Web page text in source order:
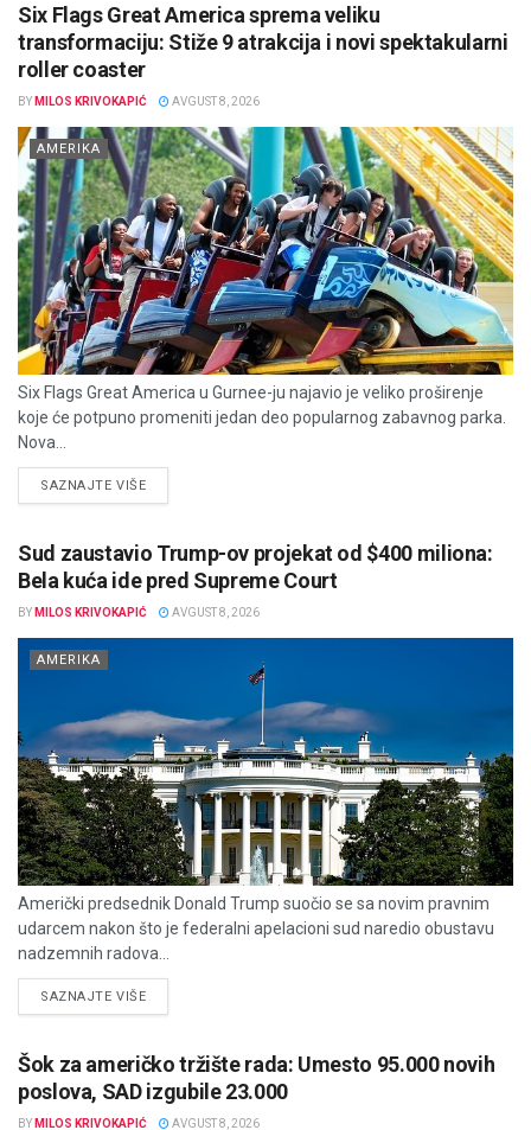
Six Flags Great America sprema veliku
transformaciju: Stiže 9 atrakcija i novi spektakularni
roller coaster
BY MILOS KRIVOKAPIĆ AVGUST 8, 2026
AMERIKA
Six Flags Great America u Gurnee-ju najavio je veliko proširenje
koje će potpuno promeniti jedan deo popularnog zabavnog parka.
Nova...
SAZNAJTE VIŠEDETAILS
Sud zaustavio Trump-ov projekat od $400 miliona:
Bela kuća ide pred Supreme Court
BY MILOS KRIVOKAPIĆ AVGUST 8, 2026
AMERIKA
Američki predsednik Donald Trump suočio se sa novim pravnim
udarcem nakon što je federalni apelacioni sud naredio obustavu
nadzemnih radova...
SAZNAJTE VIŠEDETAILS
Šok za američko tržište rada: Umesto 95.000 novih
poslova, SAD izgubile 23.000
BY MILOS KRIVOKAPIĆ AVGUST 8, 2026